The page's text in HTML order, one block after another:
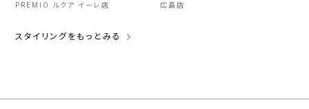
PREMIO ルクア イーレ店 広島店
スタイリングをもっとみる